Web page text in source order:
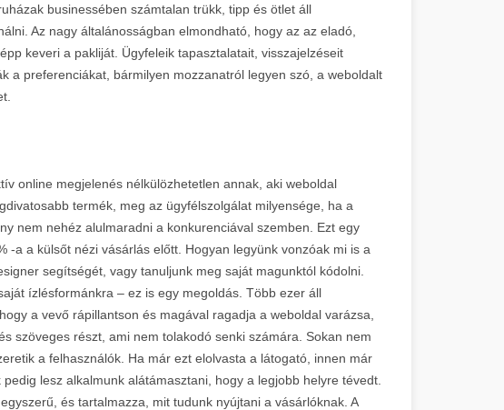
businessében számtalan trükk, tipp és ötlet áll
Az nagy általánosságban elmondható, hogy az az eladó,
keveri a pakliját. Ügyfeleik tapasztalatait, visszajelzéseit
a preferenciákat, bármilyen mozzanatról legyen szó, a weboldalt
online megjelenés nélkülözhetetlen annak, aki weboldal
termék, meg az ügyfélszolgálat milyensége, ha a
nem nehéz alulmaradni a konkurenciával szemben. Ezt egy
-a a külsőt nézi vásárlás előtt. Hogyan legyünk vonzóak mi is a
segítségét, vagy tanuljunk meg saját magunktól kódolni.
ízlésformánkra – ez is egy megoldás. Több ezer áll
a vevő rápillantson és magával ragadja a weboldal varázsa,
szöveges részt, ami nem tolakodó senki számára. Sokan nem
a felhasználók. Ha már ezt elolvasta a látogató, innen már
lesz alkalmunk alátámasztani, hogy a legjobb helyre tévedt.
és tartalmazza, mit tudunk nyújtani a vásárlóknak. A